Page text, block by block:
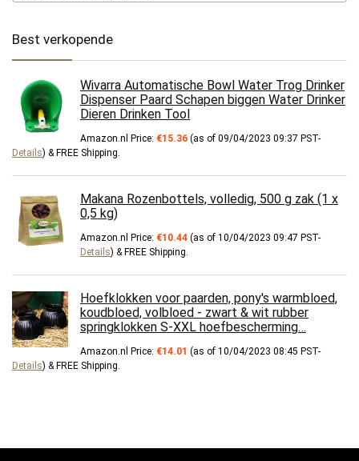
Best verkopende
Wivarra Automatische Bowl Water Trog Drinker
Dispenser Paard Schapen biggen Water Drinker
Dieren Drinken Tool
Amazon.nl Price: €15.36 (as of 09/04/2023 09:37 PST-
Details) & FREE Shipping
Makana Rozenbottels, volledig, 500 g zak (1 x
0,5 kg)
Amazon.nl Price: €10.44 (as of 10/04/2023 09:47 PST-
Details) & FREE Shipping
Hoefklokken voor paarden, pony's warmbloed,
koudbloed, volbloed - zwart & wit rubber
springklokken S-XXL hoefbescherming…
Amazon.nl Price: €14.01 (as of 10/04/2023 08:45 PST-
Details) & FREE Shipping